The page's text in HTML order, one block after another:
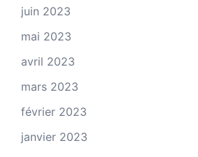
juin 2023
mai 2023
avril 2023
mars 2023
février 2023
janvier 2023